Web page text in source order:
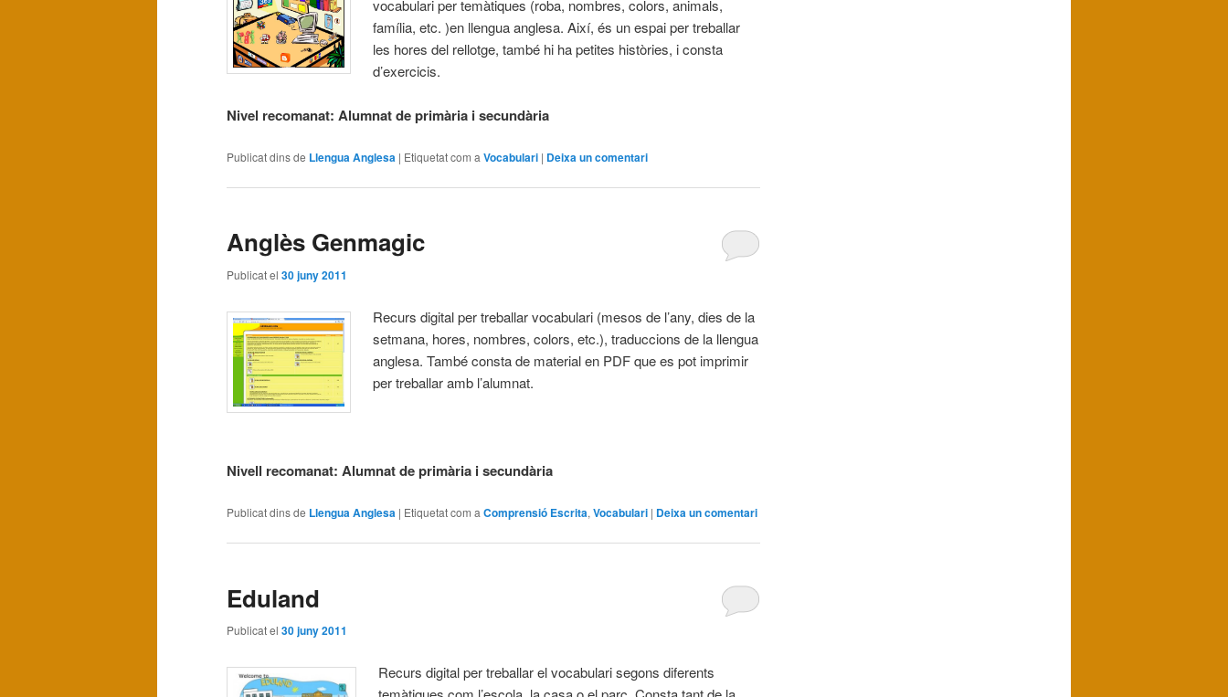
vocabulari per temàtiques (roba, nombres, colors, animals,
família, etc. )en llengua anglesa. Així, és un espai per treballar
les hores del rellotge, també hi ha petites històries, i consta
d’exercicis.
Nivel recomanat: Alumnat de primària i secundària
Publicat dins de Llengua Anglesa | Etiquetat com a Vocabulari | Deixa un comentari
Anglès Genmagic
Publicat el 30 juny 2011
Recurs digital per treballar vocabulari (mesos de l’any, dies de la
setmana, hores, nombres, colors, etc.), traduccions de la llengua
anglesa. També consta de material en PDF que es pot imprimir
per treballar amb l’alumnat.
Nivell recomanat: Alumnat de primària i secundària
Publicat dins de Llengua Anglesa | Etiquetat com a Comprensió Escrita, Vocabulari | Deixa un comentari
Eduland
Publicat el 30 juny 2011
Recurs digital per treballar el vocabulari segons diferents